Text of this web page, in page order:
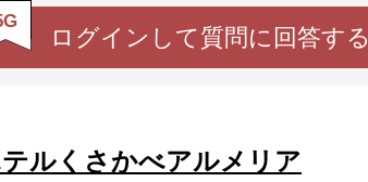
ログインして質問に回答する
ルくさかべアルメリア